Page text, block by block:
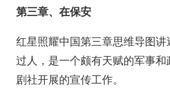
第三章、在保安
红星照耀中国第三章思维导图
过人，是一个颇有天赋的军事
剧社开展的宣传工作。